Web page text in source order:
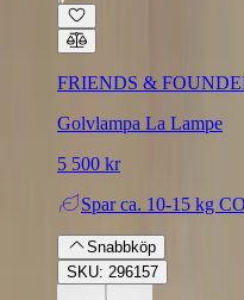
FRIENDS &
Golvlampa La Lampe
5 500 kr
Spar ca. 10-15 kg
Snabbköp
SKU: 296157